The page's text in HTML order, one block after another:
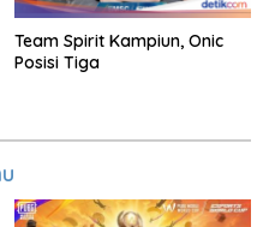
Team Spirit Kampiun, Onic
Posisi Tiga